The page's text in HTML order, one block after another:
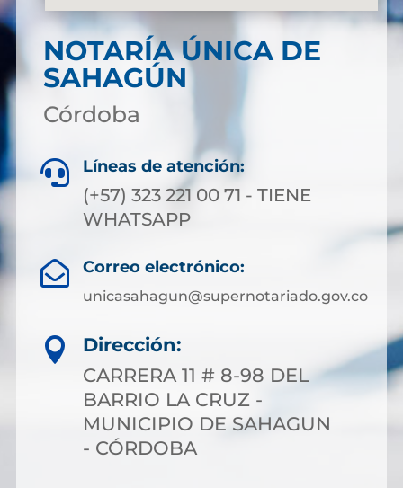
NOTARÍA ÚNICA DE
SAHAGÚN
Córdoba
 Líneas de atención:
(+57) 323 221 00 71 - TIENE
WHATSAPP
 Correo electrónico:
unicasahagun@supernotariado.gov.co

Dirección:
CARRERA 11 # 8-98 DEL
BARRIO LA CRUZ -
MUNICIPIO DE SAHAGUN
- CÓRDOBA